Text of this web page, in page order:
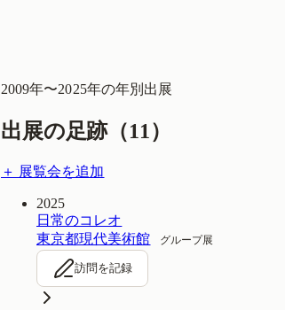
2009年〜2025年の年別出展
出展の足跡（11）
＋ 展覧会を追加
2025
日常のコレオ
東京都現代美術館
グループ展
訪問を記録